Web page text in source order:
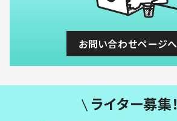
お問い合わせページへ
ライター募集！